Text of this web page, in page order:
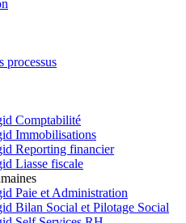
processus
Comptabilité
Immobilisations
Reporting financier
Liasse fiscale
Paie et Administration
Bilan Social et Pilotage Social